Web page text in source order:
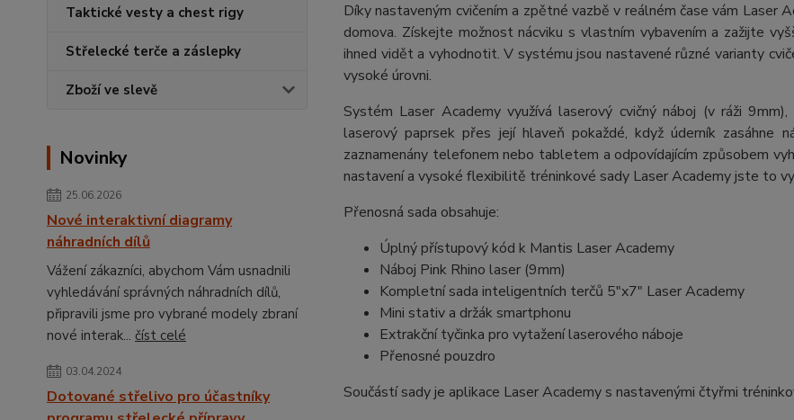
Taktické vesty a chest rigy
Střelecké terče a záslepky
Zboží ve slevě
Novinky
25.06.2026
Nové interaktivní diagramy
náhradních dílů
Vážení zákazníci, abychom Vám usnadnili
vyhledávání správných náhradních dílů,
připravili jsme pro vybrané modely zbraní
nové interak... číst celé
03.04.2024
Dotované střelivo pro účastníky
Díky nastaveným cvičením a zpětné vazbě v reálném čase vám Laser
domova. Získejte možnost nácviku s vlastním vybavením a zažijte
ihned vidět a vyhodnotit. V systému jsou nastavené různé varianty
vysoké úrovni.
Systém Laser Academy využívá laserový cvičný náboj (v ráži
laserový paprsek přes její hlaveň pokaždé, když úderník
zaznamenány telefonem nebo tabletem a odpovídajícím způsobem
nastavení a vysoké flexibilitě tréninkové sady Laser Academy jste to
Přenosná sada obsahuje:
Úplný přístupový kód k Mantis Laser Academy
Náboj Pink Rhino laser (9mm)
Kompletní sada inteligentních terčů 5"x7" Laser Academy
Mini stativ a držák smartphonu
Extrakční tyčinka pro vytažení laserového náboje
Přenosné pouzdro
Součástí sady je aplikace Laser Academy s nastavenými čtyřmi